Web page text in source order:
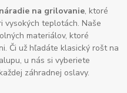
náradie na grilovanie, ktoré
vysokých teplotách. Naše
materiálov, ktoré
Či už hľadáte klasický rošt na
u nás si vyberiete
záhradnej oslavy.